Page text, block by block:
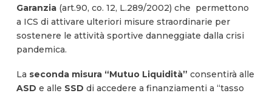
Garanzia(art.90, co. 12, L.289/2002) che permettono
a ICS di attivare ulteriori misure straordinarie per
sostenere le attività sportive danneggiate dalla crisi
pandemica.
La seconda misura “Mutuo Liquidità” consentirà alle
ASD e alle SSD di accedere a finanziamenti a “tasso